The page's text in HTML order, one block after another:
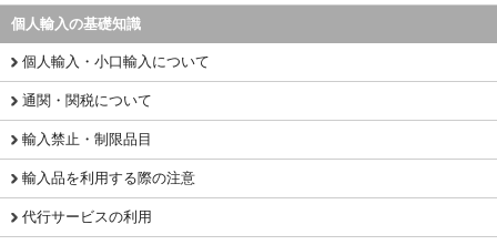
個人輸入の基礎知識
個人輸入・小口輸入について
通関・関税について
輸入禁止・制限品目
輸入品を利用する際の注意
代行サービスの利用